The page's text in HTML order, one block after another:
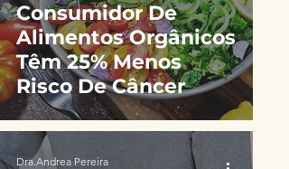
Consumidor De
Alimentos Orgânicos
Têm 25% Menos
Risco De Câncer
Dra.Andrea Pereira